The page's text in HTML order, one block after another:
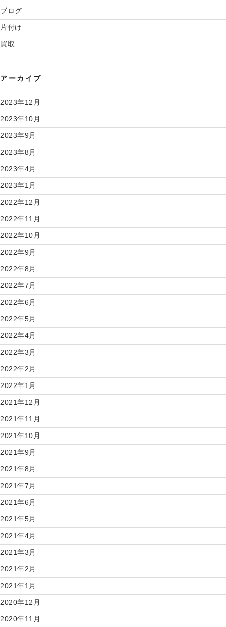
ブログ
片付け
買取
アーカイブ
2023年12月
2023年10月
2023年9月
2023年8月
2023年4月
2023年1月
2022年12月
2022年11月
2022年10月
2022年9月
2022年8月
2022年7月
2022年6月
2022年5月
2022年4月
2022年3月
2022年2月
2022年1月
2021年12月
2021年11月
2021年10月
2021年9月
2021年8月
2021年7月
2021年6月
2021年5月
2021年4月
2021年3月
2021年2月
2021年1月
2020年12月
2020年11月